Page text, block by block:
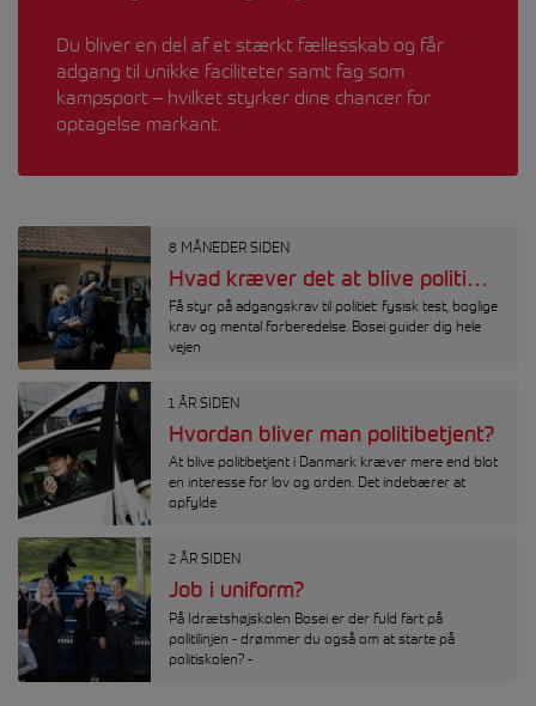
Du bliver en del af et stærkt fællesskab og får
adgang til unikke faciliteter samt fag som
kampsport – hvilket styrker dine chancer for
optagelse markant.
8 MÅNEDER SIDEN
Hvad kræver det at blive politibetjent? – forbered dig på optagelseskravene
Få styr på adgangskrav til politiet: fysisk test, boglige
krav og mental forberedelse. Bosei guider dig hele
vejen
1 ÅR SIDEN
Hvordan bliver man politibetjent?
At blive politibetjent i Danmark kræver mere end blot
en interesse for lov og orden. Det indebærer at
opfylde
2 ÅR SIDEN
Job i uniform?
På Idrætshøjskolen Bosei er der fuld fart på
politilinjen - drømmer du også om at starte på
politiskolen? -